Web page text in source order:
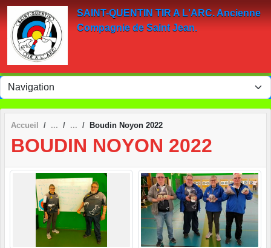
SAINT-QUENTIN TIR A L'ARC. Ancienne
Compagnie de Saint Jean.
Accueil Boudin Noyon 2022
BOUDIN NOYON 2022
Panneau de gestion des cookies